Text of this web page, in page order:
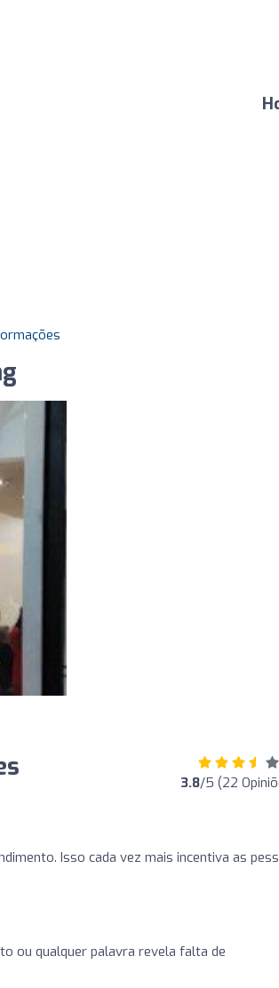
3.8/5 (22
Isso cada vez mais incentiva as
ou qualquer palavra revela falta de